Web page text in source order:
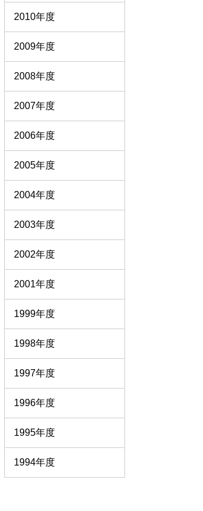
2010年度
2009年度
2008年度
2007年度
2006年度
2005年度
2004年度
2003年度
2002年度
2001年度
1999年度
1998年度
1997年度
1996年度
1995年度
1994年度